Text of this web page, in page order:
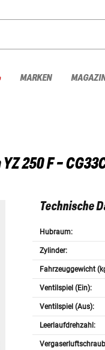
MARKEN
YZ 250 F -
Technische
Hubraum:
Zylinder:
Fahrzeuggewicht
Ventilspiel (Ein):
Ventilspiel (Aus):
Leerlaufdrehzahl: